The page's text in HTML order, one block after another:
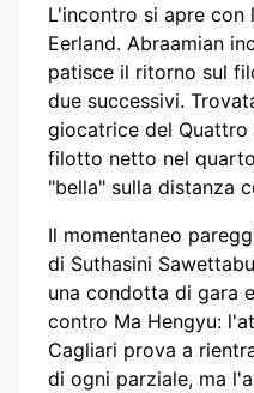
L'incontro si apre con
Eerland. Abraamian
patisce il ritorno sul
due successivi.
giocatrice del
filotto netto nel
"bella" sulla distanza
Il momentaneo
di Suthasini
una condotta di gara
contro Ma Hengyu:
Cagliari prova a
di ogni parziale, ma